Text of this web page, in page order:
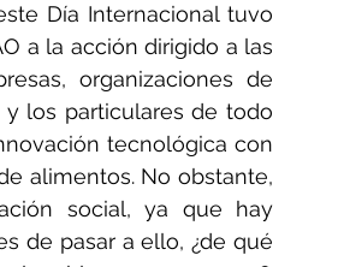
Día Internacional tuvo
a la acción dirigido a las
organizaciones de
los particulares de todo
tecnológica con
alimentos. No obstante,
social, ya que hay
de pasar a ello, ¿de qué